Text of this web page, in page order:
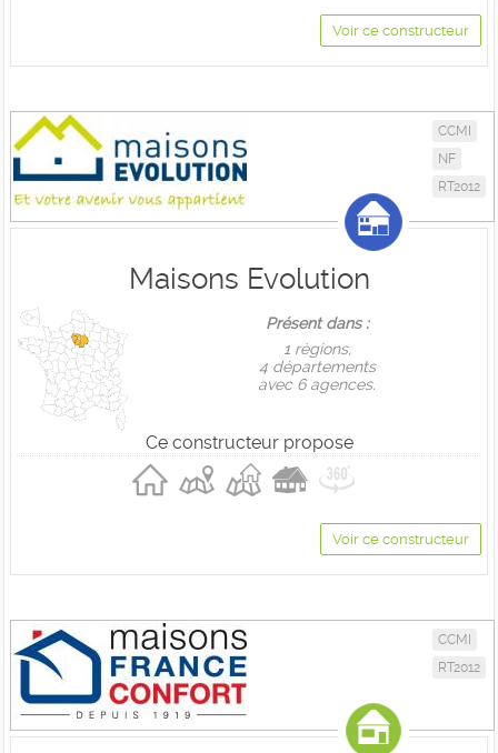
Voir ce constructeur
CCMI
NF
RT2012
Maisons Evolution
Présent dans :
1 règions,
4 départements
avec 6 agences.
Ce constructeur propose
Voir ce constructeur
CCMI
RT2012